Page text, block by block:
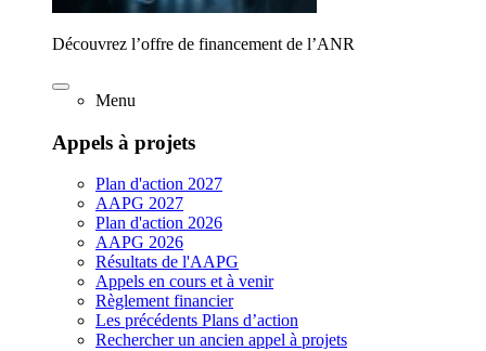
Découvrez l’offre de financement de l’ANR
Menu
Appels à projets
Plan d'action 2027
AAPG 2027
Plan d'action 2026
AAPG 2026
Résultats de l'AAPG
Appels en cours et à venir
Règlement financier
Les précédents Plans d’action
Rechercher un ancien appel à projets